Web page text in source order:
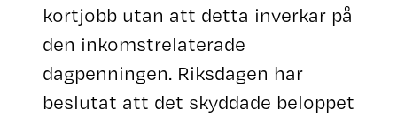
kortjobb utan att detta inverkar på
den inkomstrelaterade
dagpenningen. Riksdagen har
beslutat att det skyddade beloppet